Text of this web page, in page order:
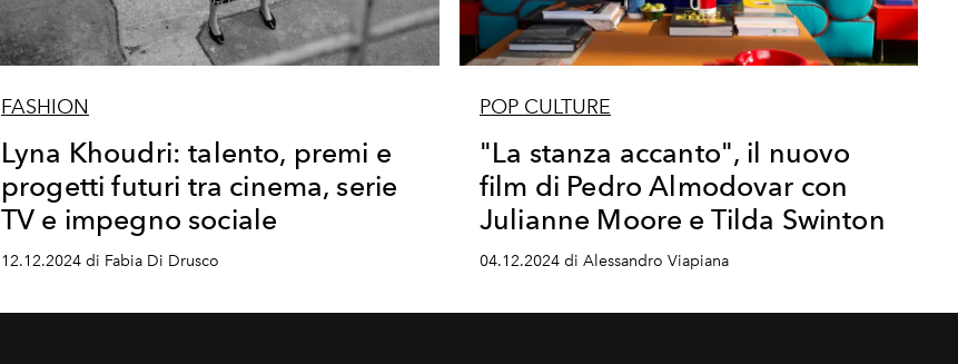
FASHION
Lyna Khoudri: talento, premi e
progetti futuri tra cinema, serie
TV e impegno sociale
12.12.2024 di Fabia Di Drusco
POP CULTURE
"La stanza accanto", il nuovo
film di Pedro Almodovar con
Julianne Moore e Tilda Swinton
04.12.2024 di Alessandro Viapiana